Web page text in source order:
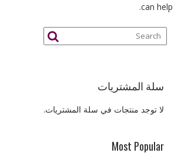
can help.
سلة المشتريات
لا توجد منتجات في سلة المشتريات.
Most Popular